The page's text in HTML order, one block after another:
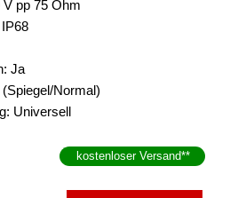
pp 75 Ohm
Ja
Normal)
Universell
kostenloser Versand**